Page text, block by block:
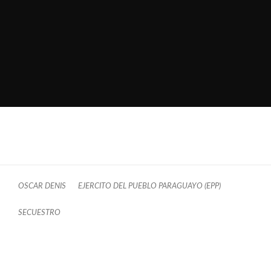
OSCAR DENIS EJERCITO DEL PUEBLO PARAGUAYO (EPP)
SECUESTRO